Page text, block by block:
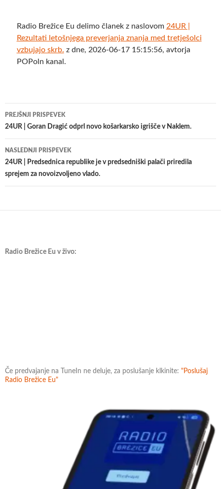
Radio Brežice Eu delimo članek z naslovom 24UR |
Rezultati letošnjega preverjanja znanja med tretješolci
vzbujajo skrb. z dne, 2026-06-17 15:15:56, avtorja
POPoln kanal.
Krmarjenje
po
prispevkih
PREJŠNJI PRISPEVEK
24UR | Goran Dragić odprl novo košarkarsko igrišče v Naklem.
NASLEDNJI PRISPEVEK
24UR | Predsednica republike je v predsedniški palači priredila
sprejem za novoizvoljeno vlado.
Radio Brežice Eu v živo:
Če predvajanje na TuneIn ne deluje, za poslušanje klkinite: "Poslušaj
Radio Brežice Eu"